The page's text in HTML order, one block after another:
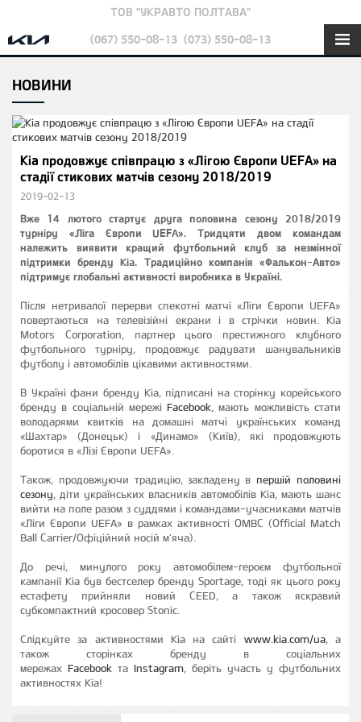
ТОВ "УКРАВТО ПОЛТАВА"
(067) 550-08-13 (073) 550-08-13
НОВИНИ
Kia продовжує співпрацю з «Лігою Європи UEFA» на
стадії стикових матчів сезону 2018/2019
2019-02-13
Вже 14 лютого стартує друга половина сезону 2018/2019
турніру «Ліга Європи UEFA». Тридцяти двом командам
належить виявити кращий футбольний клуб за незмінної
підтримки бренду Kia. Традиційно компанія «Фалькон-Авто»
підтримує глобальні активності виробника в Україні.
Після нетривалої перерви спекотні матчі «Ліги Європи UEFA»
повертаються на телевізійні екрани і в стрічки новин. Kia
Motors Corporation, партнер цього престижного клубного
футбольного турніру, продовжує радувати шанувальників
футболу і автомобілів цікавими активностями.
В Україні фани бренду Kia, підписані на сторінку корейського
бренду в соціальній мережі Facebook, мають можливість стати
володарями квитків на домашні матчі українських команд
«Шахтар» (Донецьк) і «Динамо» (Київ), які продовжують
боротися в «Лізі Європи UEFA».
Також, продовжуючи традицію, закладену в першій половині
сезону, діти українських власників автомобілів Kia, мають шанс
вийти на поле разом з суддями і командами-учасниками матчів
«Ліги Європи UEFA» в рамках активності OMBC (Official Match
Ball Carrier/Офіційний носій м'яча).
До речі, минулого року автомобілем-героєм футбольної
кампанії Kia був бестселер бренду Sportage, тоді як цього року
естафету прийняли новий CEED, а також яскравий
субкомпактний кросовер Stonic.
Слідкуйте за активностями Kia на сайті www.kia.com/ua, а
також сторінках бренду в соціальних
мережах Facebook та Instagram, беріть участь у футбольних
активностях Kia!